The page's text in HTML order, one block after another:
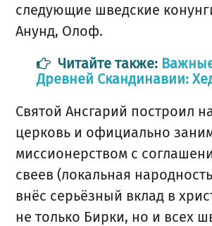
следующие шведские
Анунд, Олоф.
Читайте также:
Древней Скандинавии:
Святой Ансгарий построил
церковь и официально
миссионерством с
свеев (локальная
внёс серьёзный вклад в
не только Бирки, но и всех